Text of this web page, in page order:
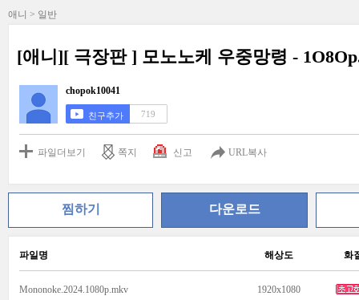
애니 > 일반
[애니][ 극장판 ] 모노노케 우중망령 -
chopok10041
친구추가 719
파일더보기 쪽지 신고 URL복사
찜하기 다운로드
파일명 해상도 화
Mononoke.2024.1080p.mkv 1920x1080